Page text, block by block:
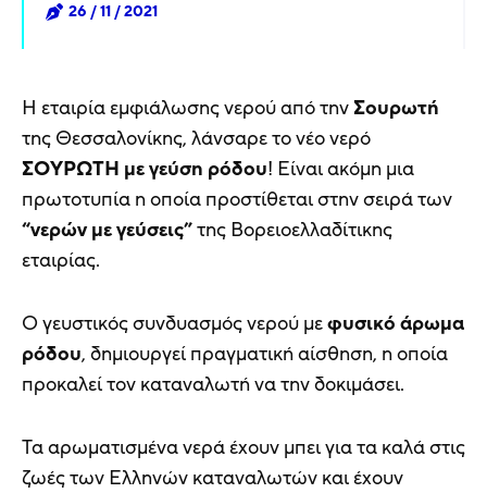
26 / 11 / 2021
Η εταιρία εμφιάλωσης νερού από την Σουρωτή
της Θεσσαλονίκης, λάνσαρε το νέο νερό
ΣΟΥΡΩΤΗ με γεύση ρόδου! Είναι ακόμη μια
πρωτοτυπία η οποία προστίθεται στην σειρά των
“νερών με γεύσεις”της Βορειοελλαδίτικης
εταιρίας.
Ο γευστικός συνδυασμός νερού μεφυσικό άρωμα
ρόδου, δημιουργεί πραγματική αίσθηση, η οποία
προκαλεί τον καταναλωτή να την δοκιμάσει.
Τα αρωματισμένα νερά έχουν μπει για τα καλά στις
ζωές των Ελληνών καταναλωτών και έχουν